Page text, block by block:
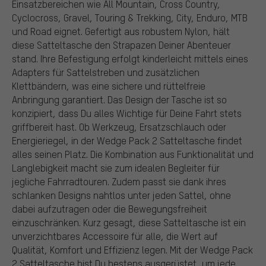
Einsatzbereichen wie All Mountain, Cross Country,
Cyclocross, Gravel, Touring & Trekking, City, Enduro, MTB
und Road eignet. Gefertigt aus robustem Nylon, hält
diese Satteltasche den Strapazen Deiner Abenteuer
stand. Ihre Befestigung erfolgt kinderleicht mittels eines
Adapters für Sattelstreben und zusätzlichen
Klettbändern, was eine sichere und rüttelfreie
Anbringung garantiert. Das Design der Tasche ist so
konzipiert, dass Du alles Wichtige für Deine Fahrt stets
griffbereit hast. Ob Werkzeug, Ersatzschlauch oder
Energieriegel, in der Wedge Pack 2 Satteltasche findet
alles seinen Platz. Die Kombination aus Funktionalität und
Langlebigkeit macht sie zum idealen Begleiter für
jegliche Fahrradtouren. Zudem passt sie dank ihres
schlanken Designs nahtlos unter jeden Sattel, ohne
dabei aufzutragen oder die Bewegungsfreiheit
einzuschränken. Kurz gesagt, diese Satteltasche ist ein
unverzichtbares Accessoire für alle, die Wert auf
Qualität, Komfort und Effizienz legen. Mit der Wedge Pack
2 Satteltasche bist Du bestens ausgerüstet, um jede